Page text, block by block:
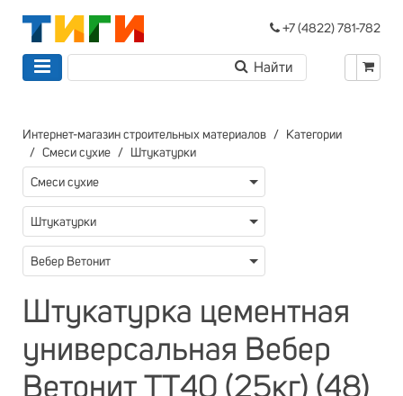
+7 (4822) 781-782
Интернет-магазин строительных материалов
Категории
Смеси сухие
Штукатурки
Смеси сухие
Штукатурки
Вебер Ветонит
Штукатурка цементная
универсальная Вебер
Ветонит ТТ40 (25кг) (48)